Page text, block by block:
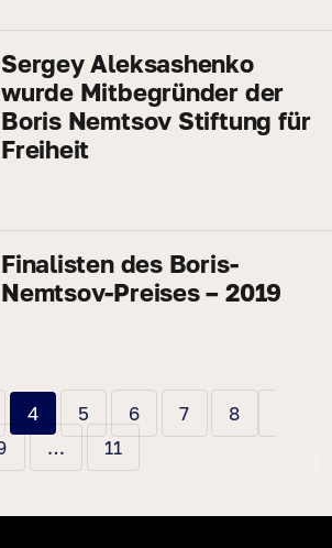
Sergey Aleksashenko
wurde Mitbegründer der
Boris Nemtsov Stiftung für
Freiheit
Finalisten des Boris-
Nemtsov-Preises – 2019
4 5 6 7 8
… SEITE
11